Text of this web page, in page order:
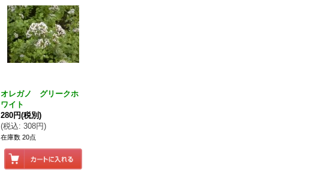
オレガノ グリークホ
ワイト
280円(税別)
(税込: 308円)
在庫数 20点